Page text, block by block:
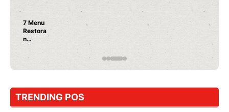
7 Menu
Restora
n
Jepang
yang
Dicoba,
Cuma
Sushi!
TRENDING POS